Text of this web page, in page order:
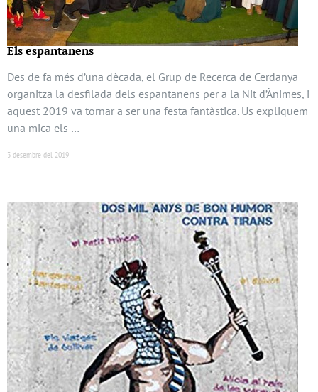
Els espantanens
Des de fa més d’una dècada, el Grup de Recerca de Cerdanya
organitza la desfilada dels espantanens per a la Nit d’Ànimes, i
aquest 2019 va tornar a ser una festa fantàstica. Us expliquem
una mica els …
3 desembre del 2019